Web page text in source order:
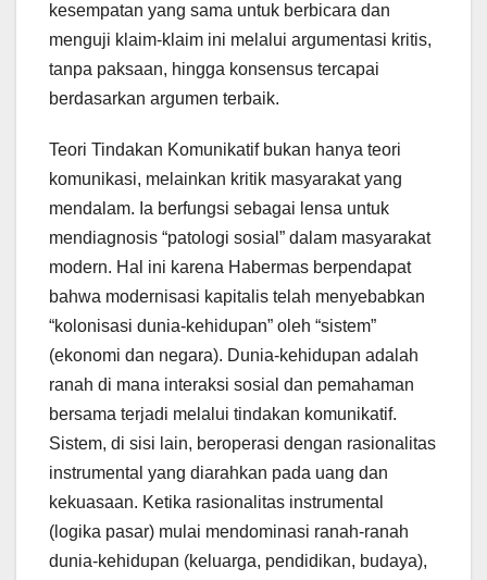
kesempatan yang sama untuk berbicara dan
menguji klaim-klaim ini melalui argumentasi kritis,
tanpa paksaan, hingga konsensus tercapai
berdasarkan argumen terbaik.
Teori Tindakan Komunikatif bukan hanya teori
komunikasi, melainkan kritik masyarakat yang
mendalam. Ia berfungsi sebagai lensa untuk
mendiagnosis “patologi sosial” dalam masyarakat
modern. Hal ini karena Habermas berpendapat
bahwa modernisasi kapitalis telah menyebabkan
“kolonisasi dunia-kehidupan” oleh “sistem”
(ekonomi dan negara). Dunia-kehidupan adalah
ranah di mana interaksi sosial dan pemahaman
bersama terjadi melalui tindakan komunikatif.
Sistem, di sisi lain, beroperasi dengan rasionalitas
instrumental yang diarahkan pada uang dan
kekuasaan. Ketika rasionalitas instrumental
(logika pasar) mulai mendominasi ranah-ranah
dunia-kehidupan (keluarga, pendidikan, budaya),